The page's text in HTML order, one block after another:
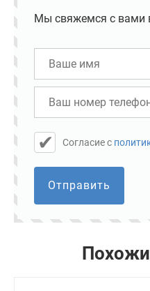
Мы свяжемся с вами
Cогласие с
Отправить